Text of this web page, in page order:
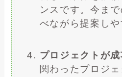
ンスです。今ま
べながら提案しや
プロジェクトが
関わったプロジェ